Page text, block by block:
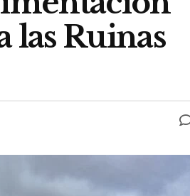
las Ruinas